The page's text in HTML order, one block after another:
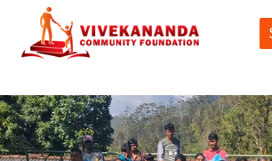
content